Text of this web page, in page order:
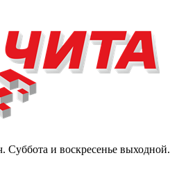
Суббота и воскресенье выходной.